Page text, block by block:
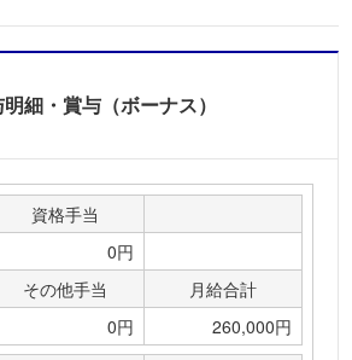
細・賞与（ボーナス）
資格手当
0円
その他手当
月給合計
0円 260,000円